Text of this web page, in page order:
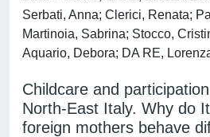
Serbati, Anna; Clerici, Renata;
Martinoia, Sabrina; Stocco,
Aquario, Debora; DA RE,
Childcare and
North-East Italy. Why do
foreign mothers behave